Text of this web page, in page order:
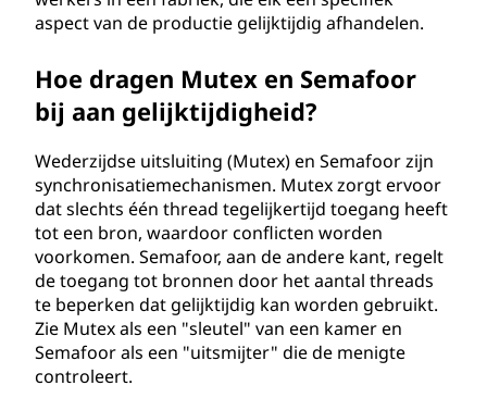
aspect van de productie gelijktijdig afhandelen.
Hoe dragen Mutex en Semafoor
bij aan gelijktijdigheid?
Wederzijdse uitsluiting (Mutex) en Semafoor zijn
synchronisatiemechanismen. Mutex zorgt ervoor
dat slechts één thread tegelijkertijd toegang heeft
tot een bron, waardoor conflicten worden
voorkomen. Semafoor, aan de andere kant, regelt
de toegang tot bronnen door het aantal threads
te beperken dat gelijktijdig kan worden gebruikt.
Zie Mutex als een "sleutel" van een kamer en
Semafoor als een "uitsmijter" die de menigte
controleert.